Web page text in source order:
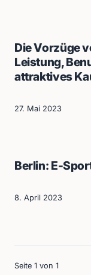
Die Vorzüge
Leistung,
attraktives
27. Mai 2023
Berlin: E-
8. April 2023
Seite 1 von 1